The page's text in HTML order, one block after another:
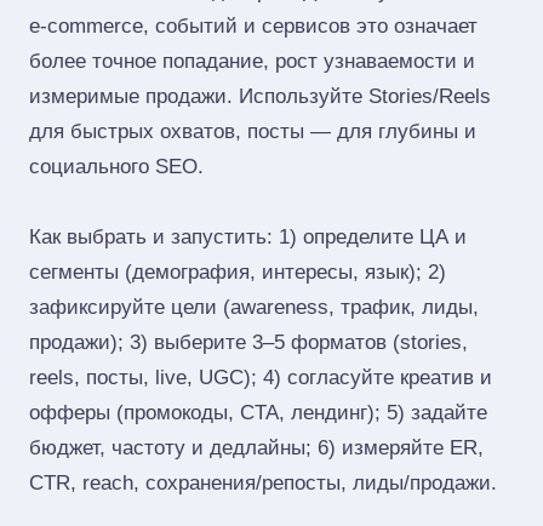
e‑commerce, событий и сервисов это означает
более точное попадание, рост узнаваемости и
измеримые продажи. Используйте Stories/Reels
для быстрых охватов, посты — для глубины и
социального SEO.
Как выбрать и запустить: 1) определите ЦА и
сегменты (демография, интересы, язык); 2)
зафиксируйте цели (awareness, трафик, лиды,
продажи); 3) выберите 3–5 форматов (stories,
reels, посты, live, UGC); 4) согласуйте креатив и
офферы (промокоды, CTA, лендинг); 5) задайте
бюджет, частоту и дедлайны; 6) измеряйте ER,
CTR, reach, сохранения/репосты, лиды/продажи.